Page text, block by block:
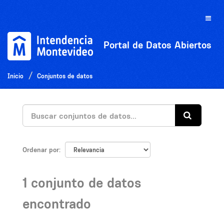
Toggle
Portal de Datos Abiertos
Inicio Conjuntos de datos
Ordenar por
1 conjunto de datos
encontrado